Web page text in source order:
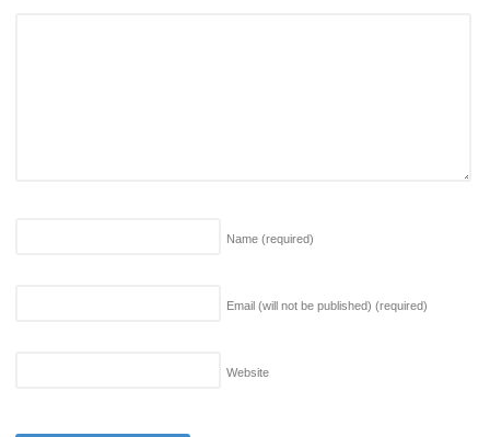
Name (required)
Email (will not be published) (required)
Website